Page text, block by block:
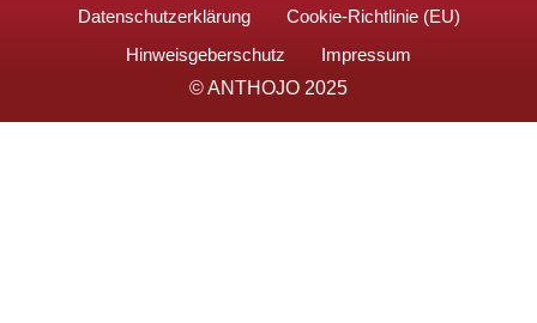
Datenschutzerklärung
Cookie-Richtlinie (EU)
Hinweisgeberschutz
Impressum
© ANTHOJO 2025